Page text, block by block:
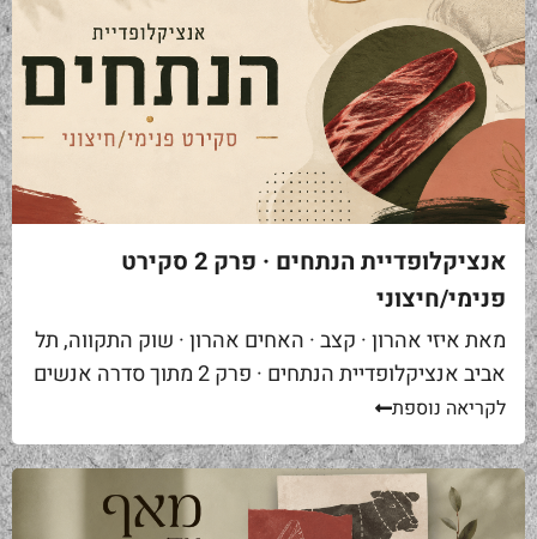
אנציקלופדיית הנתחים · פרק 2 סקירט
פנימי/חיצוני
מאת איזי אהרון · קצב · האחים אהרון · שוק התקווה, תל
אביב אנציקלופדיית הנתחים · פרק 2 מתוך סדרה אנשים
באים אליי בקצביה ומבקשים "סקירט". שאלה ראשונה...
לקריאה נוספת